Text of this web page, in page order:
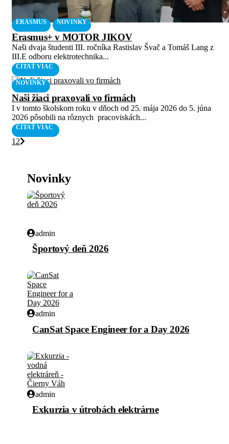
ERASMUS NOVINKY
Erasmus+ v MOTOR JIKOV
Naši dvaja študenti III. ročníka Rastislav Švač a Tomáš Lang z
III.E odboru elektrotechnika...
ČÍTAŤ VIAC
NOVINKY
Naši žiaci praxovali vo firmách
I v tomto školskom roku v dňoch od 25. mája 2026 do 5. júna
2026 pôsobili na rôznych pracoviskách...
ČÍTAŤ VIAC
1 2
Novinky
admin
Športový deň 2026
admin
CanSat Space Engineer for a Day 2026
admin
Exkurzia v útrobách elektrárne